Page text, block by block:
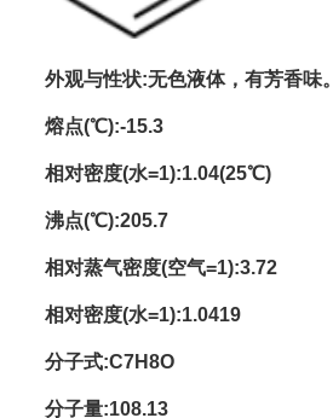
外观与性状:无色液体，有芳香味。
熔点(℃):-15.3
相对密度(水=1):1.04(25℃)
沸点(℃):205.7
相对蒸气密度(空气=1):3.72
相对密度(水=1):1.0419
分子式:C7H8O
分子量:108.13